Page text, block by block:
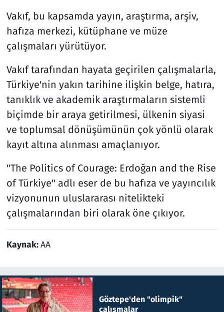
Vakıf, bu kapsamda yayın, araştırma, arşiv,
hafıza merkezi, kütüphane ve müze
çalışmaları yürütüyor.
Vakıf tarafından hayata geçirilen çalışmalarla,
Türkiye'nin yakın tarihine ilişkin belge, hatıra,
tanıklık ve akademik araştırmaların sistemli
biçimde bir araya getirilmesi, ülkenin siyasi
ve toplumsal dönüşümünün çok yönlü olarak
kayıt altına alınması amaçlanıyor.
"The Politics of Courage: Erdoğan and the Rise
of Türkiye" adlı eser de bu hafıza ve yayıncılık
vizyonunun uluslararası nitelikteki
çalışmalarından biri olarak öne çıkıyor.
Kaynak:AA
Göztepe'den "olimpik"
çalışmalar